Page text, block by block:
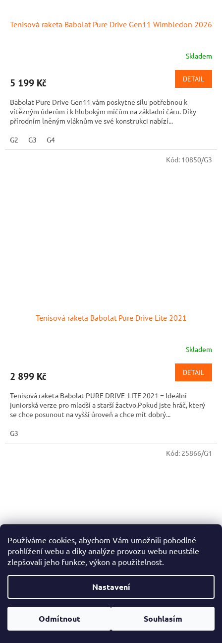
Používáme cookies, abychom Vám umožnili pohodlné
prohlížení webu a díky analýze provozu webu neustále
zlepšovali jeho funkce, výkon a použitelnost.
Nastavení
Odmítnout Souhlasím
Tenisová raketa Babolat Pure Drive Gen11 Wimbledon 2026
Skladem
5 199 Kč DETAIL
Babolat Pure Drive Gen11 vám poskytne sílu potřebnou k
vítězným úderům i k hlubokým míčům na základní čáru. Díky
přírodním lněným vláknům ve své konstrukci nabízí...
G2 G3 G4
Tenisová raketa Babolat Pure Drive Lite 2021
Skladem
2 899 Kč DETAIL
Tenisová raketa Babolat PURE DRIVE LITE 2021 = Ideální
juniorská verze pro mladší a starší žactvo.Pokud jste hráč, který
se chce posunout na vyšší úroveň a chce mít dobrý...
G3
Kód: 10850/G3
Tenisová raketa Babolat Pure Drive Lite Gen11
Kód: 25866/G1